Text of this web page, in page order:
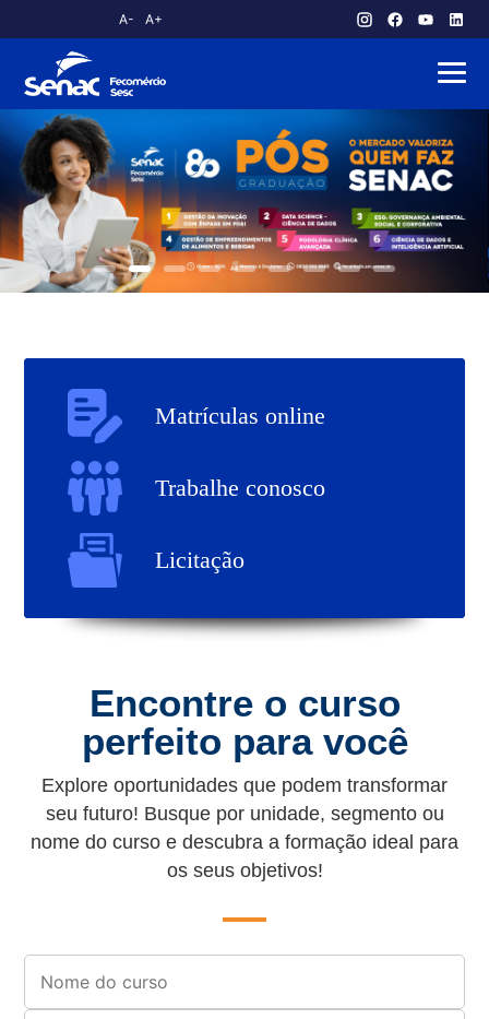
A- A+
atendimento.publico@am.senac.br
Sobre o Senac
Documentos Educacionais
Unidades Educacionais
Validação de Certificado
Licitação
Trabalhe Conosco
Programa de Integridade
Transparência da Gestão
Notícias
Cursos Técnicos
Graduação Tecnológica
Escola Interativa
Restaurante escola Senac
Programa Comércio
Programa de Segurança Alimentar
Programa Jovem Aprendiz
Fecomércio Amazonas
Canal Ético (Ouvidoria)
Contato
Matrículas online
Trabalhe conosco
Licitação
Encontre o curso
perfeito para você
Explore oportunidades que podem transformar
seu futuro! Busque por unidade, segmento ou
nome do curso e descubra a formação ideal para
os seus objetivos!